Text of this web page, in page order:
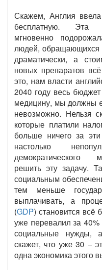
Скажем, Англия
бесплатную. Эта
мгновенно
людей,
драматически, а
новых препаратов
это, нам власти
2040 году весь
медицину, мы должны
невозможно. Нельзя
которые платили
больше ничего за
настолько
демократического
решить эту задачу.
социальным
тем меньше
выплачивать, а
(GDP) становится всё
уже перевалил за 40%
социальные нужды,
скажет, что уже 30 –
одна экономика этого